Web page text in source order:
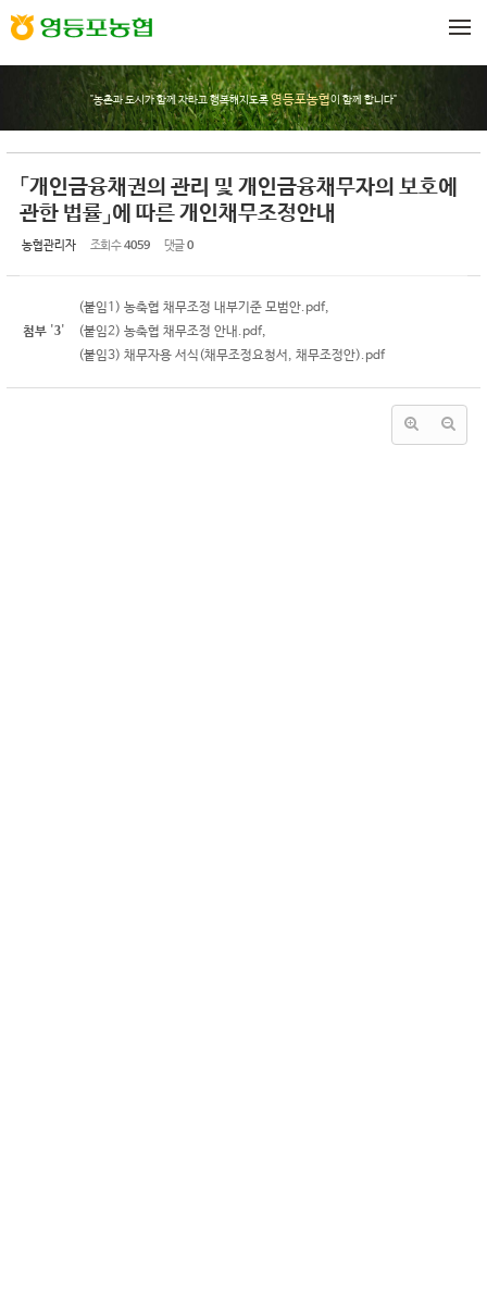
"농촌과 도시가 함께 자라고 행복해지도록영등포농협이 함께 합니다"
「개인금융채권의 관리 및 개인금융채무자의 보호에
관한 법률」에 따른 개인채무조정안내
농협관리자 조회 수4059 댓글0
첨부 '3'
(붙임1) 농축협 채무조정 내부기준 모범안.pdf,
(붙임2) 농축협 채무조정 안내.pdf,
(붙임3) 채무자용 서식(채무조정요청서, 채무조정안).pdf